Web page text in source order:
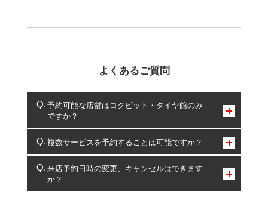
よくあるご質問
予約可能な店舗はコクピット・タイヤ館のみ
ですか？
コクピット・タイヤ館のみとなります。
複数サービスを予約することは可能ですか？
複数サービスのご予約は可能です。
一部の商品・サービスの組み合わせに限り、同時にご予約が
出来ないものもございます。
来店予約日時の変更、キャンセルはできます
か？